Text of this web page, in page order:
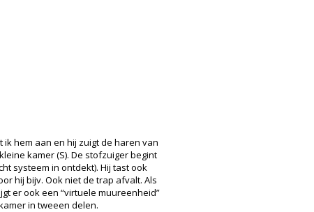
hem aan en hij zuigt de haren van
kamer (S). De stofzuiger begint
systeem in ontdekt). Hij tast ook
hij bijv. Ook niet de trap afvalt. Als
er ook een “virtuele muureenheid”
in tweeen delen.